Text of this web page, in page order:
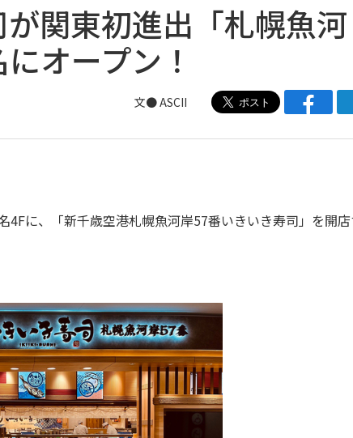
関東初進出「札幌魚河
オープン！
文● ASCII
に、「新千歳空港札幌魚河岸57番いきいき寿司」を開